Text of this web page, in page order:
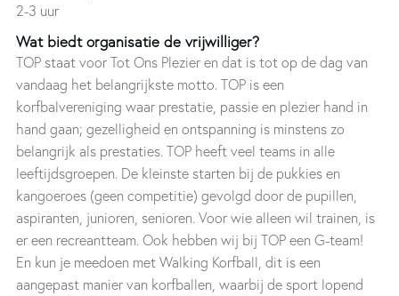
2-3 uur
Wat biedt organisatie de vrijwilliger?
TOP staat voor Tot Ons Plezier en dat is tot op de dag van
vandaag het belangrijkste motto. TOP is een
korfbalvereniging waar prestatie, passie en plezier hand in
hand gaan; gezelligheid en ontspanning is minstens zo
belangrijk als prestaties. TOP heeft veel teams in alle
leeftijdsgroepen. De kleinste starten bij de pukkies en
kangoeroes (geen competitie) gevolgd door de pupillen,
aspiranten, junioren, senioren. Voor wie alleen wil trainen, is
er een recreantteam. Ook hebben wij bij TOP een G-team!
En kun je meedoen met Walking Korfball, dit is een
aangepast manier van korfballen, waarbij de sport lopend